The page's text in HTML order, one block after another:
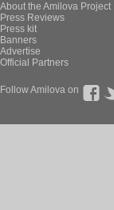
About the Amilova Project
Press Reviews
Press kit
Banners
Advertise
Official Partners
Follow Amilova on